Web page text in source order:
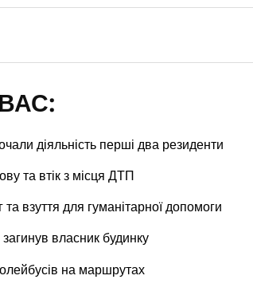
діяльність перші два резиденти
та втік з місця ДТП
взуття для гуманітарної допомоги
власник будинку
на маршрутах